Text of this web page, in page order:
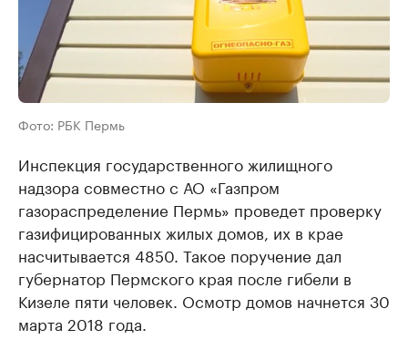
Фото: РБК Пермь
Инспекция государственного жилищного
надзора совместно с АО «Газпром
газораспределение Пермь» проведет проверку
газифицированных жилых домов, их в крае
насчитывается 4850. Такое поручение дал
губернатор Пермского края после гибели в
Кизеле пяти человек. Осмотр домов начнется 30
марта 2018 года.